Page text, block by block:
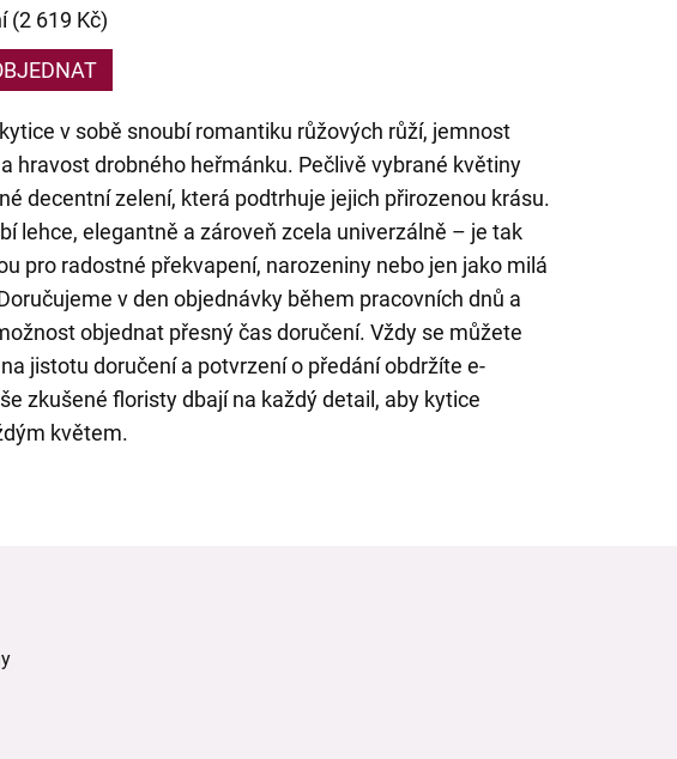
(2 619 Kč)
v sobě snoubí romantiku růžových růží, jemnost
hravost drobného heřmánku. Pečlivě vybrané květiny
decentní zelení, která podtrhuje jejich přirozenou krásu.
lehce, elegantně a zároveň zcela univerzálně – je tak
pro radostné překvapení, narozeniny nebo jen jako milá
v den objednávky během pracovních dnů a
objednat přesný čas doručení. Vždy se můžete
jistotu doručení a potvrzení o předání obdržíte e-
zkušené floristy dbají na každý detail, aby kytice
květem.